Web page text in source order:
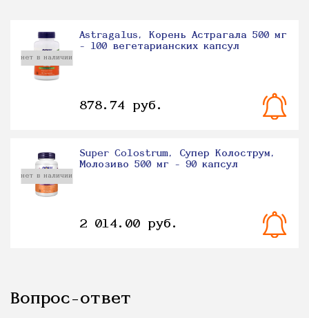
нет в наличии
Astragalus, Корень Астрагала 500 мг
- 100 вегетарианских капсул
878.74 руб.
нет в наличии
Super Colostrum, Супер Колострум,
Молозиво 500 мг - 90 капсул
2 014.00 руб.
Вопрос-ответ